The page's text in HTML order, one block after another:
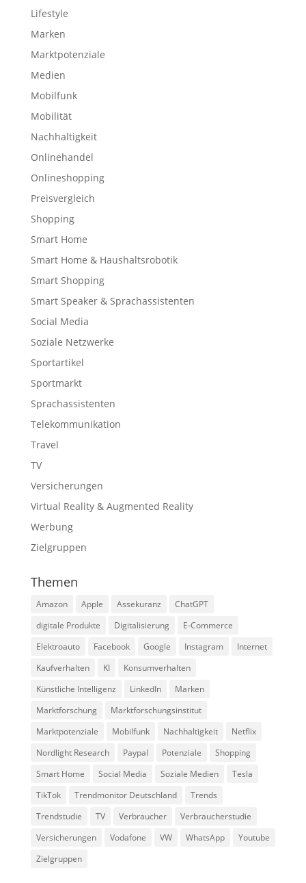
Lifestyle
Marken
Marktpotenziale
Medien
Mobilfunk
Mobilität
Nachhaltigkeit
Onlinehandel
Onlineshopping
Preisvergleich
Shopping
Smart Home
Smart Home & Haushaltsrobotik
Smart Shopping
Smart Speaker & Sprachassistenten
Social Media
Soziale Netzwerke
Sportartikel
Sportmarkt
Sprachassistenten
Telekommunikation
Travel
TV
Versicherungen
Virtual Reality & Augmented Reality
Werbung
Zielgruppen
Themen
Amazon Apple Assekuranz
ChatGPT
digitale Produkte
Digitalisierung
E-Commerce
Elektroauto
Facebook Google Instagram
Internet
Kaufverhalten
KI
Konsumverhalten
Künstliche Intelligenz
LinkedIn
Marken
Marktforschung
Marktforschungsinstitut
Marktpotenziale
Mobilfunk Nachhaltigkeit
Netflix
Nordlight Research
Paypal Potenziale
Shopping
Smart Home
Social Media Soziale Medien
Tesla
TikTok
Trendmonitor Deutschland
Trends
Trendstudie
TV Verbraucher
Verbraucherstudie
Versicherungen
Vodafone VW WhatsApp
Youtube
Zielgruppen